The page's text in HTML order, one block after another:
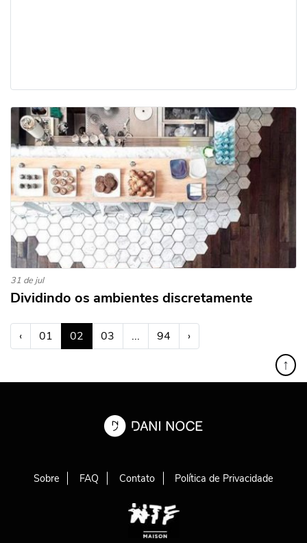
31 de jul
Dividindo os ambientes discretamente
‹ 01 02 (atual)
03 ... 94 ›
↑
Sobre FAQ Contato Política de Privacidade